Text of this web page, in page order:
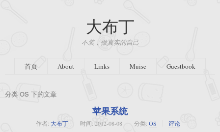
大布丁
不装，做真实的自己
首页 About Links Muisc Guestbook
分类 OS 下的文章
苹果系统
作者: 大布丁 时间: 2012-08-08 分类: OS 评论